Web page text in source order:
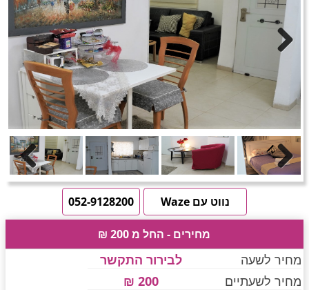
חדרים לפי שעה באזור ירושלים
חדרים לפי שעה באזור השפלה
חדרים לפי שעה בהשרון
חדרים לפי שעה בנגב
חדרים לפי שעה בגליל עליון
טוען תמונות..... Next
Previous
Next
052-9128200
נווט עם Waze
מחירים - החל מ 200 ₪
מחיר לשעה
לבירור התקשר
מחיר לשעתיים
200 ₪